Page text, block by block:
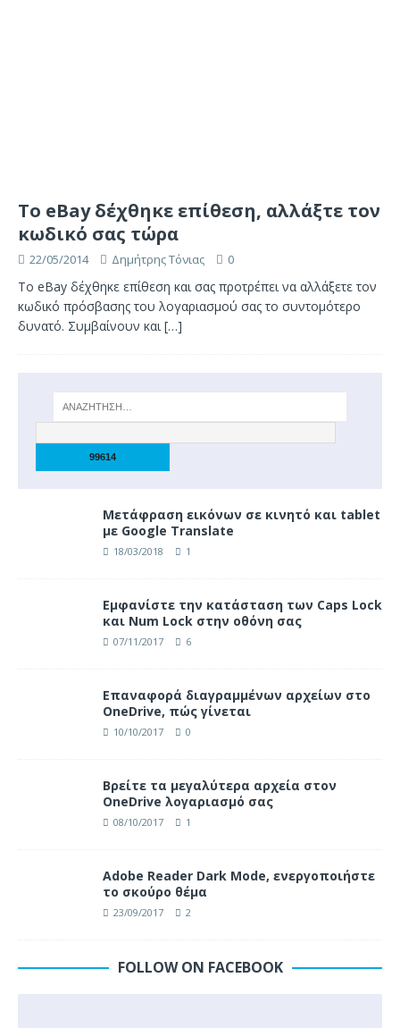
Το eBay δέχθηκε επίθεση, αλλάξτε τον
κωδικό σας τώρα
22/05/2014 Δημήτρης Τόνιας 0
Το eBay δέχθηκε επίθεση και σας προτρέπει να αλλάξετε τον
κωδικό πρόσβασης του λογαριασμού σας το συντομότερο
δυνατό. Συμβαίνουν και[…]
Μετάφραση εικόνων σε κινητό και tablet
με Google Translate
18/03/2018 1
Eμφανίστε την κατάσταση των Caps Lock
και Num Lock στην οθόνη σας
07/11/2017 6
Επαναφορά διαγραμμένων αρχείων στο
OneDrive, πώς γίνεται
10/10/2017 0
Βρείτε τα μεγαλύτερα αρχεία στον
OneDrive λογαριασμό σας
08/10/2017 1
Adobe Reader Dark Mode, ενεργοποιήστε
το σκούρο θέμα
23/09/2017 2
FOLLOW ON FACEBOOK